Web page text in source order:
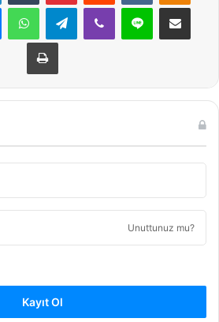
MessengerWhatsAppTelegramViber Line E-Posta ile
Yazdır
Unuttunuz mu?
Kayıt Ol